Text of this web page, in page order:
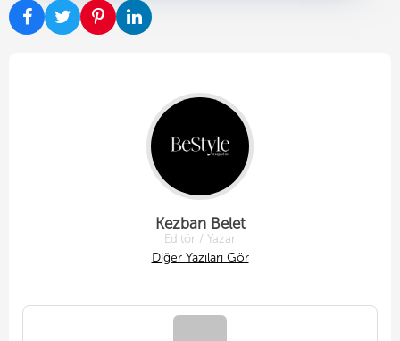
Kezban Belet
Editör / Yazar
Diğer Yazıları Gör